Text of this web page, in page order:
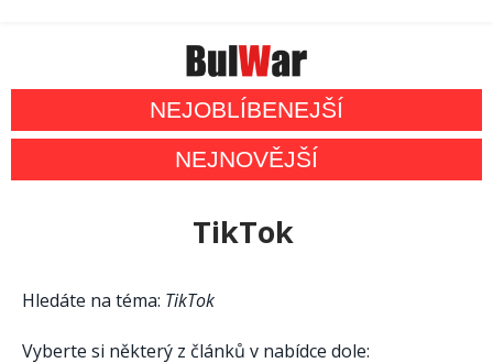
NEJOBLÍBENEJŠÍ
NEJNOVĚJŠÍ
TikTok
Hledáte na téma: TikTok
Vyberte si některý z článků v nabídce dole: